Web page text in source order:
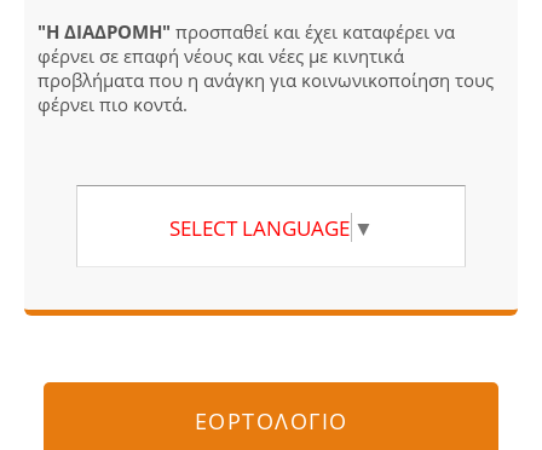
"Η ΔΙΑΔΡΟΜΗ" προσπαθεί και έχει καταφέρει να
φέρνει σε επαφή νέους και νέες με κινητικά
προβλήματα που η ανάγκη για κοινωνικοποίηση τους
φέρνει πιο κοντά.
SELECT LANGUAGE ▼
ΕΟΡΤΟΛΟΓΙΟ